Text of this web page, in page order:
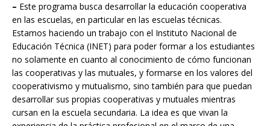
– Este programa busca desarrollar la educación cooperativa
en las escuelas, en particular en las escuelas técnicas.
Estamos haciendo un trabajo con el Instituto Nacional de
Educación Técnica (INET) para poder formar a los estudiantes
no solamente en cuanto al conocimiento de cómo funcionan
las cooperativas y las mutuales, y formarse en los valores del
cooperativismo y mutualismo, sino también para que puedan
desarrollar sus propias cooperativas y mutuales mientras
cursan en la escuela secundaria. La idea es que vivan la